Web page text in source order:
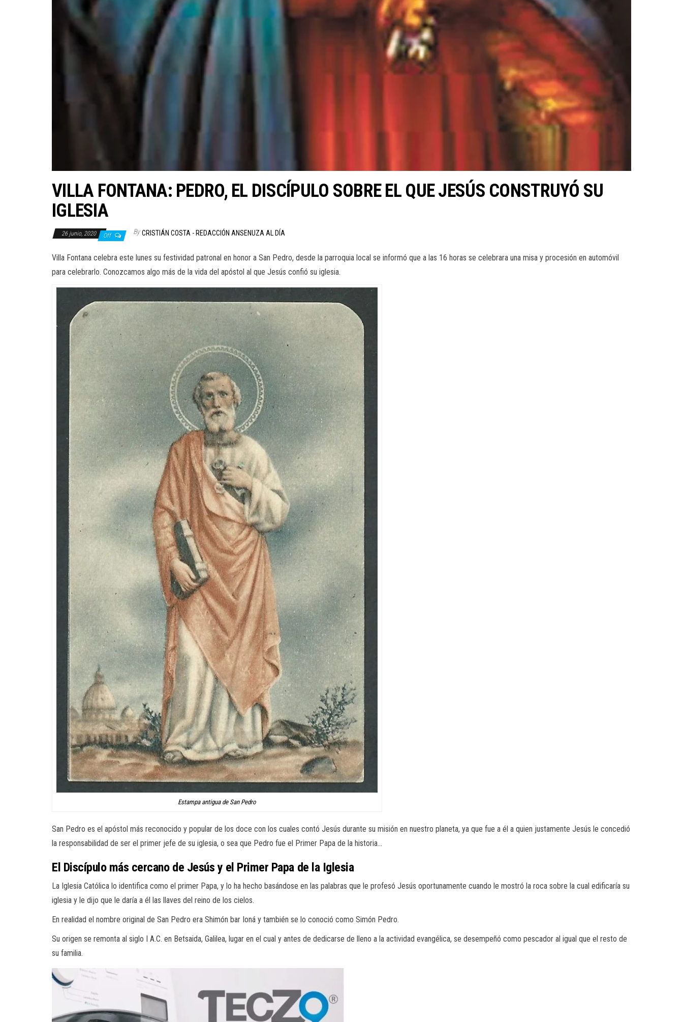
VILLA FONTANA: PEDRO, EL DISCÍPULO SOBRE EL QUE JESÚS CONSTRUYÓ SU
IGLESIA
26 junio, 2020 Off By CRISTIÁN COSTA - REDACCIÓN ANSENUZA AL DÍA
Villa Fontana celebra este lunes su festividad patronal en honor a San Pedro, desde la parroquia local se informó que a las 16 horas se celebrara una misa y procesión en automóvil
para celebrarlo. Conozcamos algo más de la vida del apóstol al que Jesús confió su iglesia.
Estampa antigua de San Pedro
San Pedro es el apóstol más reconocido y popular de los doce con los cuales contó Jesús durante su misión en nuestro planeta, ya que fue a él a quien justamente Jesús le concedió
la responsabilidad de ser el primer jefe de su iglesia, o sea que Pedro fue el Primer Papa de la historia…
El Discípulo más cercano de Jesús y el Primer Papa de la Iglesia
La Iglesia Católica lo identifica como el primer Papa, y lo ha hecho basándose en las palabras que le profesó Jesús oportunamente cuando le mostró la roca sobre la cual edificaría su
iglesia y le dijo que le daría a él las llaves del reino de los cielos.
En realidad el nombre original de San Pedro era Shimón bar Ioná y también se lo conoció como Simón Pedro.
Su origen se remonta al siglo I A.C. en Betsaida, Galilea, lugar en el cual y antes de dedicarse de lleno a la actividad evangélica, se desempeñó como pescador al igual que el resto de
su familia.